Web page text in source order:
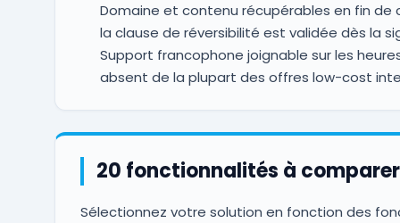
Domaine et contenu récupérables en fin de
la clause de réversibilité est validée dès la
Support francophone joignable sur les
absent de la plupart des offres low-cost
20 fonctionnalités à comparer
Sélectionnez votre solution en fonction des